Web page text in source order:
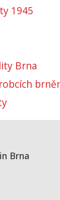
1945
Brna
Brna